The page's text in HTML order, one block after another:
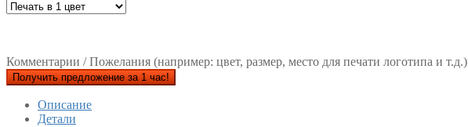
Комментарии / Пожелания (например: цвет, размер, место для печати логотипа и т.д.)
Получить предложение за 1 час!
Описание
Детали